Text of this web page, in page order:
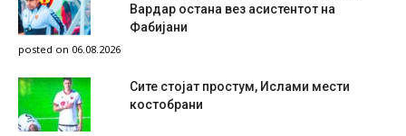
Вардар остана вез асистентот на
Фабијани
posted on 06.08.2026
Сите стојат простум, Ислами мести
костобрани